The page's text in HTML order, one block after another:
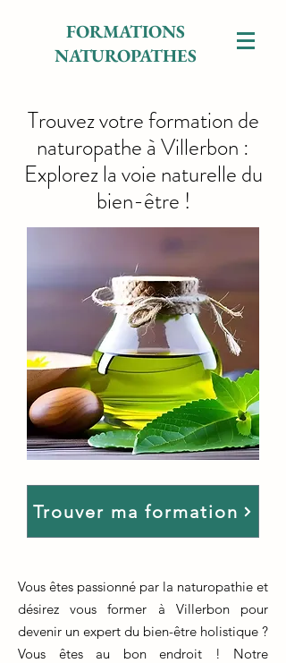
FORMATIONS
NATUROPATHES
Trouvez votre formation de
naturopathe à Villerbon :
Explorez la voie naturelle du
bien-être !
Trouver ma formation
Vous êtes passionné par la naturopathie et
désirez vous former à Villerbon pour
devenir un expert du bien-être holistique ?
Vous êtes au bon endroit ! Notre